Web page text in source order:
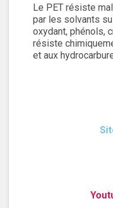
Le PET résiste
par les solvants
oxydant, phénols,
résiste
et aux